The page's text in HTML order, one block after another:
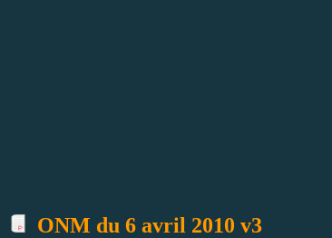
ONM du 6 avril 2010 v3